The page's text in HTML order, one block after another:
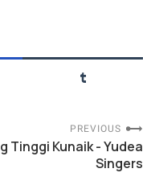
PREVIOUS
Tinggi Kunaik - Yudea
Singers